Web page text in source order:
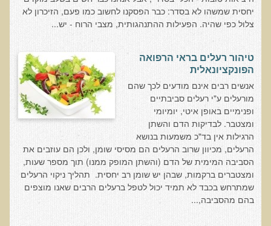
סודות העיכול
רכישת סדנת סודות העיכול
חיים ארוכים ובריאים
רכישת סדנת חיים ארוכים ובריאים
שאלות ותשובות מסדנת חיים ארוכים ובריאים
פליאו-אנתרופולוגיה ותזונת האדם
רכישת סדנת פליאו-אנתרופולוגיה ותזונת האדם
נפש בריאה במוח בריא
שאלות ותשובות מסדנת נפש בריאה במוח בריא
יחסית שמשהו לא בסדר: כבר הפסקנו לחשוב כמו פעם, הזיכרון לא
צלול כפי שהיה. הפעילות ההתנהגותית, מצבי הרוח - יש...
טיהור רעלים בראי הרפואה
הפונקציונאלית
אנשים רבים אינם מודעים לכך שהם
מורעלים ע"י רעלים סביבתיים
ופנימיים באופן איטי, יומיומי
ומצטבר. לבדיקות הדם והשתן
הרגילות אין בד"כ משמעות בנושא
הרעלים, מכיוון שרוב הרעלים הם מסיסי שומן, ולכן הם עוזבים את
הסביבה המימית של הדם (והשתן המופק ממנו) תוך מספר שעות,
ומצטברים ברקמות, שבהן יש שומן רב יחסית. תהליך ניקוי הרעלים
שמתרחש בכבד לא תמיד יכול לטפל ברעלים הרבים שאנו מוצפים
בהם מהסביבה,...